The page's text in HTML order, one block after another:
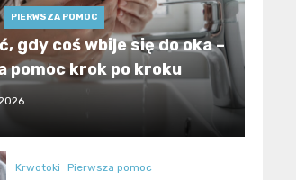
PIERWSZA POMOC
gdy coś wbije się do oka –
pomoc krok po kroku
Krwotoki Pierwsza pomoc